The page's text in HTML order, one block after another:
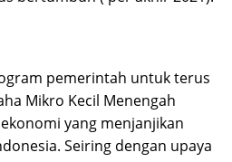
pemerintah untuk terus
Mikro Kecil Menengah
yang menjanjikan
Seiring dengan upaya